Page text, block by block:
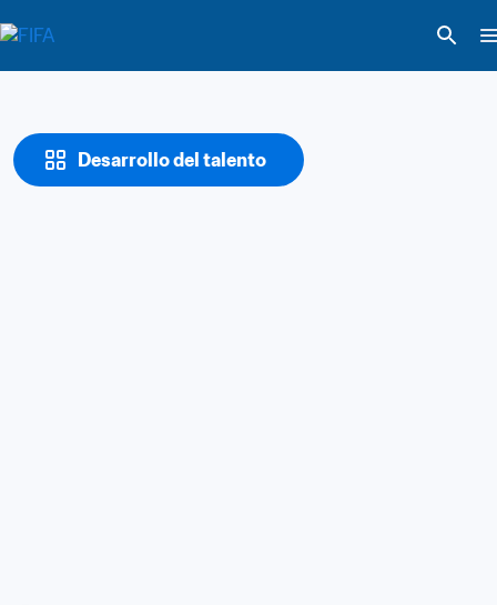
Desarrollo del talento